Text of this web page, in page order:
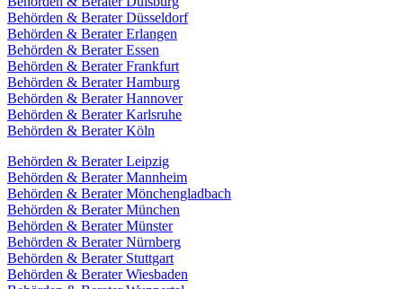
Behörden & Berater Düsseldorf
Behörden & Berater Erlangen
Behörden & Berater Essen
Behörden & Berater Frankfurt
Behörden & Berater Hamburg
Behörden & Berater Hannover
Behörden & Berater Karlsruhe
Behörden & Berater Köln
Behörden & Berater Leipzig
Behörden & Berater Mannheim
Behörden & Berater Mönchengladbach
Behörden & Berater München
Behörden & Berater Münster
Behörden & Berater Nürnberg
Behörden & Berater Stuttgart
Behörden & Berater Wiesbaden